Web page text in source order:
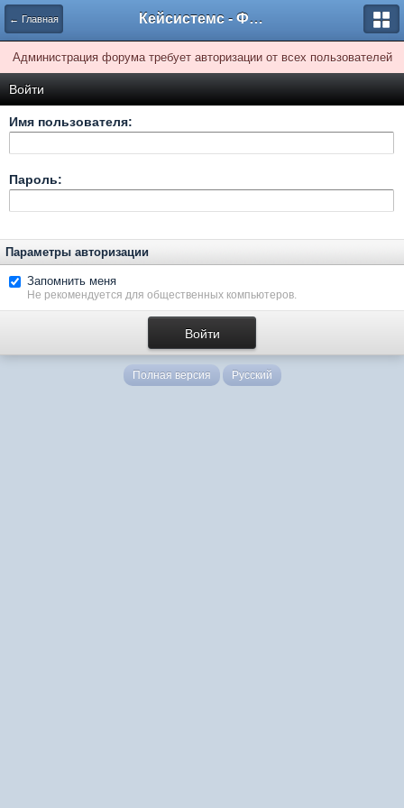
← Главная Кейсистемс - Форумы
Администрация форума требует авторизации от всех пользователей
Войти
Имя пользователя:
Пароль:
Параметры авторизации
Запомнить меня
Не рекомендуется для общественных компьютеров.
Полная версия Русский